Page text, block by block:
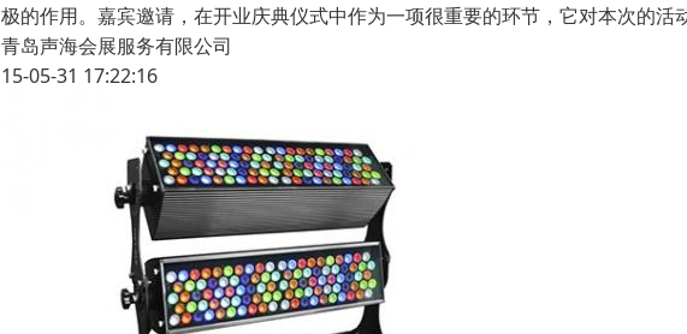
极的作用。嘉宾邀请，在开业庆典仪式中作为一项很重要的环节，它对本次的
青岛声海会展服务有限公司
15-05-31 17:22:16